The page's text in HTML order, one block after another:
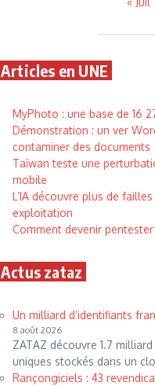
Articles en UNE
MyPhoto : une base de 16
Démonstration : un ver
contaminer des documents
Taïwan teste une
mobile
L’IA découvre plus de
exploitation
Comment devenir
Actus zataz
Un milliard d’identifiants
8 août 2026
ZATAZ découvre 1.7
uniques stockés dans un
Rançongiciels : 43